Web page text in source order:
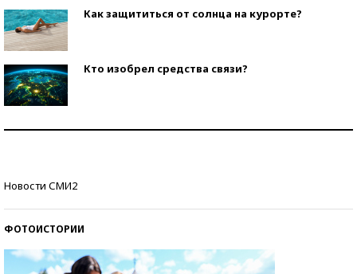
Как защититься от солнца на курорте?
Кто изобрел средства связи?
стобалльников?
Новости СМИ2
ФОТОИСТОРИИ